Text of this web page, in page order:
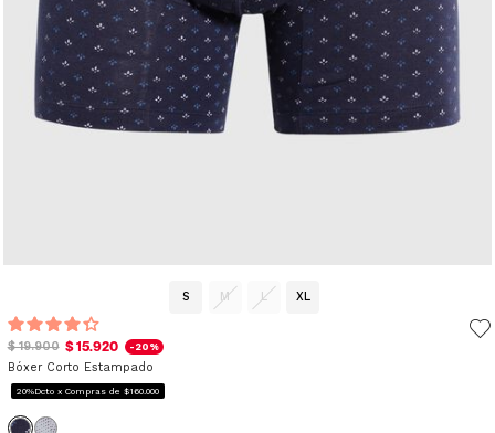
S M L XL
$ 19.900 $ 15.920 -20%
Bóxer Corto Estampado
20%Dcto x Compras de $160.000